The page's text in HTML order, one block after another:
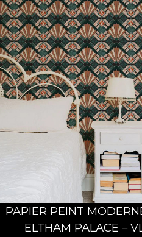
PAPIER PEINT
ELTHAM PALACE –